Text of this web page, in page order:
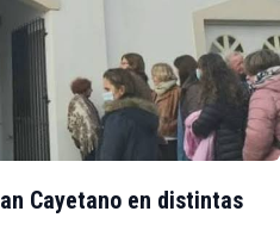
Cayetano en distintas